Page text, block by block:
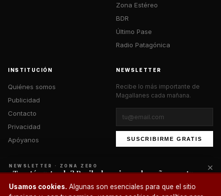
Zona Estéreo
BDR
Último Pase
Radio Patagónica
INSTITUCIÓN
Quiénes somos
Publicidad
Contacto
Privacidad
Apóyanos
NEWSLETTER
Recibe lo más importante de
Magallanes cada mañana.
SUSCRIBIRME GRATIS
© 2026 Zona Zero Media. Todos los derechos reservados.
Usamos cookies. Algunas son esenciales para que el sitio
¿Un café?
NEWSLETTER · ZONA ZERO
¿Te está gustando? Recibe lo mejor cada mañana en tu
correo.
×